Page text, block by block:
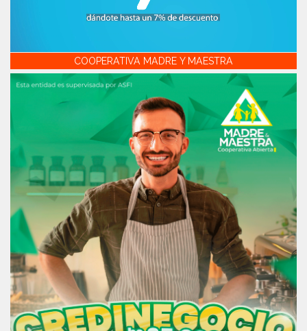
COOPERATIVA MADRE Y MAESTRA